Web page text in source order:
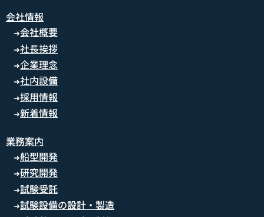
会社情報
➜会社概要
➜社長挨拶
➜企業理念
➜社内設備
➜採用情報
➜新着情報
業務案内
➜船型開発
➜研究開発
➜試験受託
➜試験設備の設計・製造